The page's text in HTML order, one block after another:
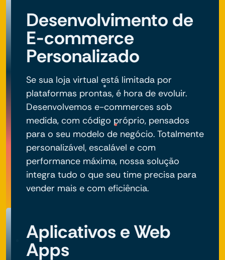
Desenvolvimento de
E-commerce
Personalizado
Se sua loja virtual está limitada por
plataformas prontas, é hora de evoluir.
Desenvolvemos e-commerces sob
medida, com código próprio, pensados
para o seu modelo de negócio. Totalmente
personalizável, escalável e com
performance máxima, nossa solução
integra tudo o que seu time precisa para
vender mais e com eficiência.
Aplicativos e Web
Apps